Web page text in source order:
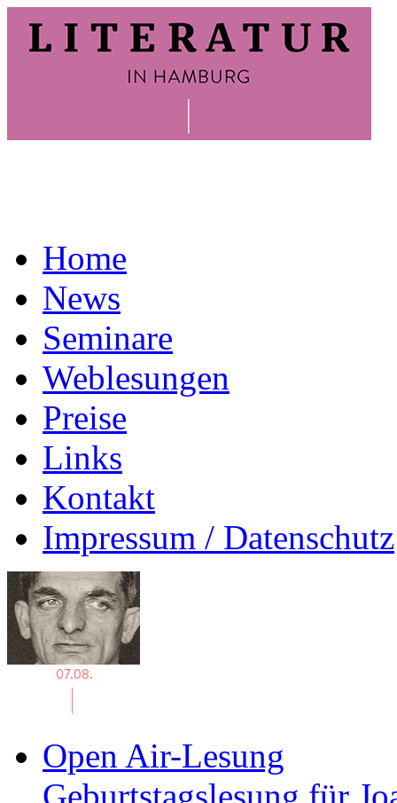
Home
News
Seminare
Weblesungen
Preise
Links
Kontakt
Impressum / Datenschutz
Open Air-Lesung